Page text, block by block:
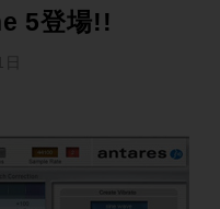
5登場!!